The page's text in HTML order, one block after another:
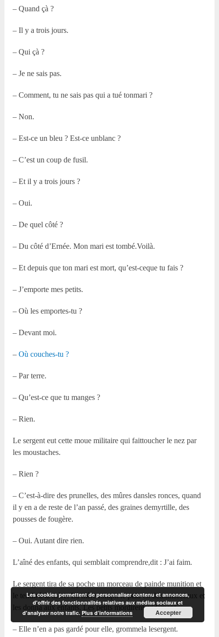
– Quand çà ?
– Il y a trois jours.
– Qui çà ?
– Je ne sais pas.
– Comment, tu ne sais pas qui a tué tonmari ?
– Non.
– Est-ce un bleu ? Est-ce unblanc ?
– C’est un coup de fusil.
– Et il y a trois jours ?
– Oui.
– De quel côté ?
– Du côté d’Ernée. Mon mari est tombé.Voilà.
– Et depuis que ton mari est mort, qu’est-ceque tu fais ?
– J’emporte mes petits.
– Où les emportes-tu ?
– Devant moi.
–Où couches-tu ?
– Par terre.
– Qu’est-ce que tu manges ?
– Rien.
Le sergent eut cette moue militaire qui faittoucher le nez par
les moustaches.
– Rien ?
– C’est-à-dire des prunelles, des mûres dansles ronces, quand
il y en a de reste de l’an passé, des graines demyrtille, des
pousses de fougère.
– Oui. Autant dire rien.
L’aîné des enfants, qui semblait comprendre,dit : J’ai faim.
Le sergent tira de sa poche un morceau de painde munition et
le tendit à la mère. La mère rompit le pain en deuxmorceaux et
les donna aux enfants. Les petits mordirentavidement.
– Elle n’en a pas gardé pour elle, grommela lesergent.
Les cookies permettent de personnaliser contenu et annonces,
d'offrir des fonctionnalités relatives aux médias sociaux et
d'analyser notre trafic.Plus d’informations Accepter